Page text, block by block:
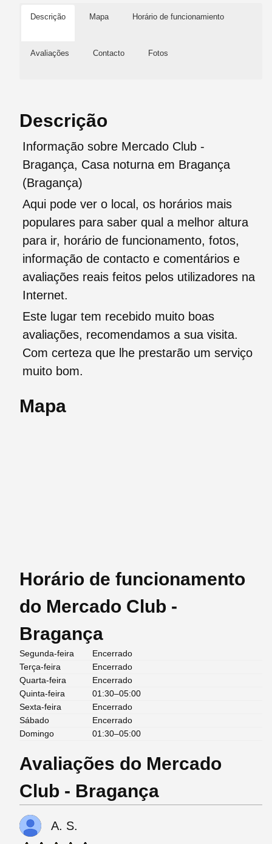
Descrição Mapa Horário de funcionamiento
Avaliações Contacto Fotos
Descrição
Informação sobre Mercado Club -
Bragança, Casa noturna em Bragança
(Bragança)
Aqui pode ver o local, os horários mais
populares para saber qual a melhor altura
para ir, horário de funcionamento, fotos,
informação de contacto e comentários e
avaliações reais feitos pelos utilizadores na
Internet.
Este lugar tem recebido muito boas
avaliações, recomendamos a sua visita.
Com certeza que lhe prestarão um serviço
muito bom.
Mapa
Horário de funcionamento
do Mercado Club -
Bragança
Segunda-feira
Encerrado
Terça-feira
Encerrado
Quarta-feira
Encerrado
Quinta-feira
01:30–05:00
Sexta-feira
Encerrado
Sábado
Encerrado
Domingo
01:30–05:00
Avaliações do Mercado
Club - Bragança
A. S.